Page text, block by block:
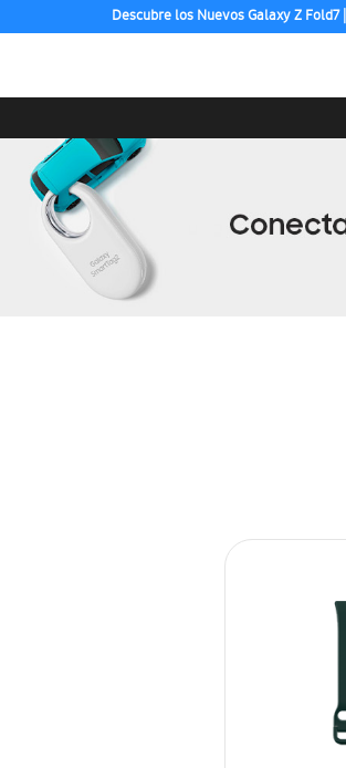
Descubre los Nuevos Galaxy Z Fold7